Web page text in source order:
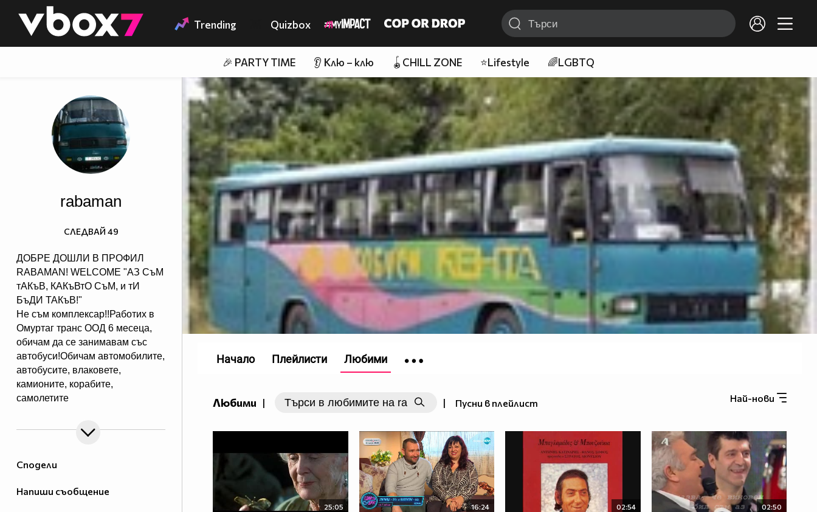
👾 Trending Quizbox
🎉 PARTY TIME 👂 Клю – клю 🪀CHILL ZONE ⭐Lifestyle 🌈LGBTQ
Сподели
Напиши съобщение
rabaman
ДОБРЕ ДОШЛИ В ПРОФИЛ
RABAMAN! WELCOME "АЗ СъМ
тАКъВ, КАКъВтО СъМ, и тИ
БъДИ ТАКъВ!"
Не съм комплексар!!Работих в
Омуртаг транс ООД 6 месеца,
обичам да се занимавам със
автобуси!Обичам автомобилите,
автобусите, влаковете,
камионите, корабите,
самолетите
машини на този свят, високите
скорости, WRC, IRC, F1, WTCC
списания за автомобили,
автобуси.Колекционирам
СЛЕДВАЙ 49
Любими | | Пусни в плейлист Най-нови
25:05 16:24 02:54 02:50
Начало Плейлисти Любими